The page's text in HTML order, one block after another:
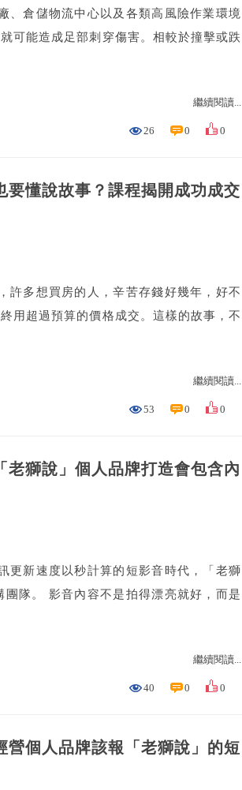
、倉儲物流中心以及各類高風險作業環境
可能造成足部刺穿傷害。相較於撞擊或跌
繼續閱讀...
26 0 0
懂說故事？課程揭開成功成交
許多想買房的人，辛苦存錢好幾年，好不
用超過預算的價格成交。這樣的故事，不
繼續閱讀...
53 0 0
獅說」個人品牌打造會包含內
更新速度以秒計算的短影音時代，「老獅
隊。 影音內容不是拍得漂亮就好，而是
繼續閱讀...
40 0 0
個人品牌該報「老獅說」的短